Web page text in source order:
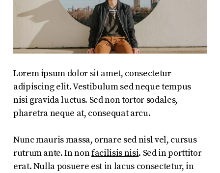
Lorem ipsum dolor sit amet, consectetur
adipiscing elit. Vestibulum sed neque tempus
nisi gravida luctus. Sed non tortor sodales,
pharetra neque at, consequat arcu.
Nunc mauris massa, ornare sed nisl vel, cursus
rutrum ante. In nonfacilisis nisi. Sed in porttitor
erat. Nulla posuere est in lacus consectetur, in